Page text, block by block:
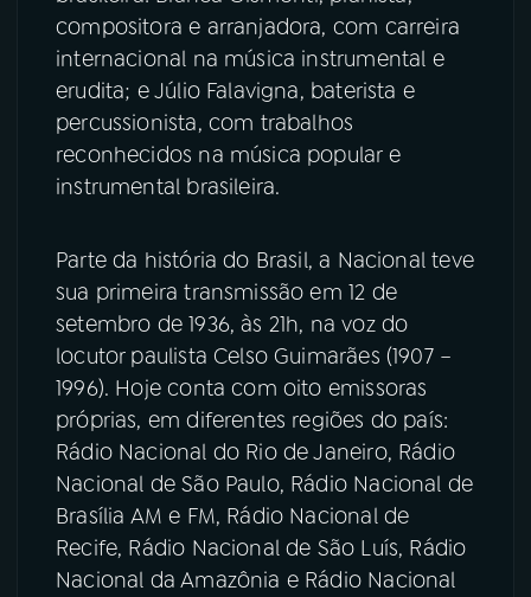
compositora e arranjadora, com carreira
internacional na música instrumental e
erudita; e Júlio Falavigna, baterista e
percussionista, com trabalhos
reconhecidos na música popular e
instrumental brasileira.
Parte da história do Brasil, a Nacional teve
sua primeira transmissão em 12 de
setembro de 1936, às 21h, na voz do
locutor paulista Celso Guimarães (1907 –
1996). Hoje conta com oito emissoras
próprias, em diferentes regiões do país:
Rádio Nacional do Rio de Janeiro, Rádio
Nacional de São Paulo, Rádio Nacional de
Brasília AM e FM, Rádio Nacional de
Recife, Rádio Nacional de São Luís, Rádio
Nacional da Amazônia e Rádio Nacional